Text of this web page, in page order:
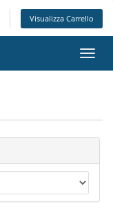
Visualizza Carrello